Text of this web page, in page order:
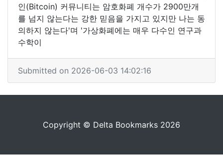
인(Bitcoin) 커뮤니티는 암호화폐 개수가 2900만개
를 넘지 않는다는 강한 믿음을 가지고 있지만 나는 동
의하지 않는다'며 '가상화폐에는 매우 다수인 연구과
수학이
Submitted on 2026-06-03 14:02:16
Copyright © Delta Bookmarks 2026